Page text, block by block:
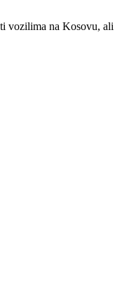
na Kosovu, ali